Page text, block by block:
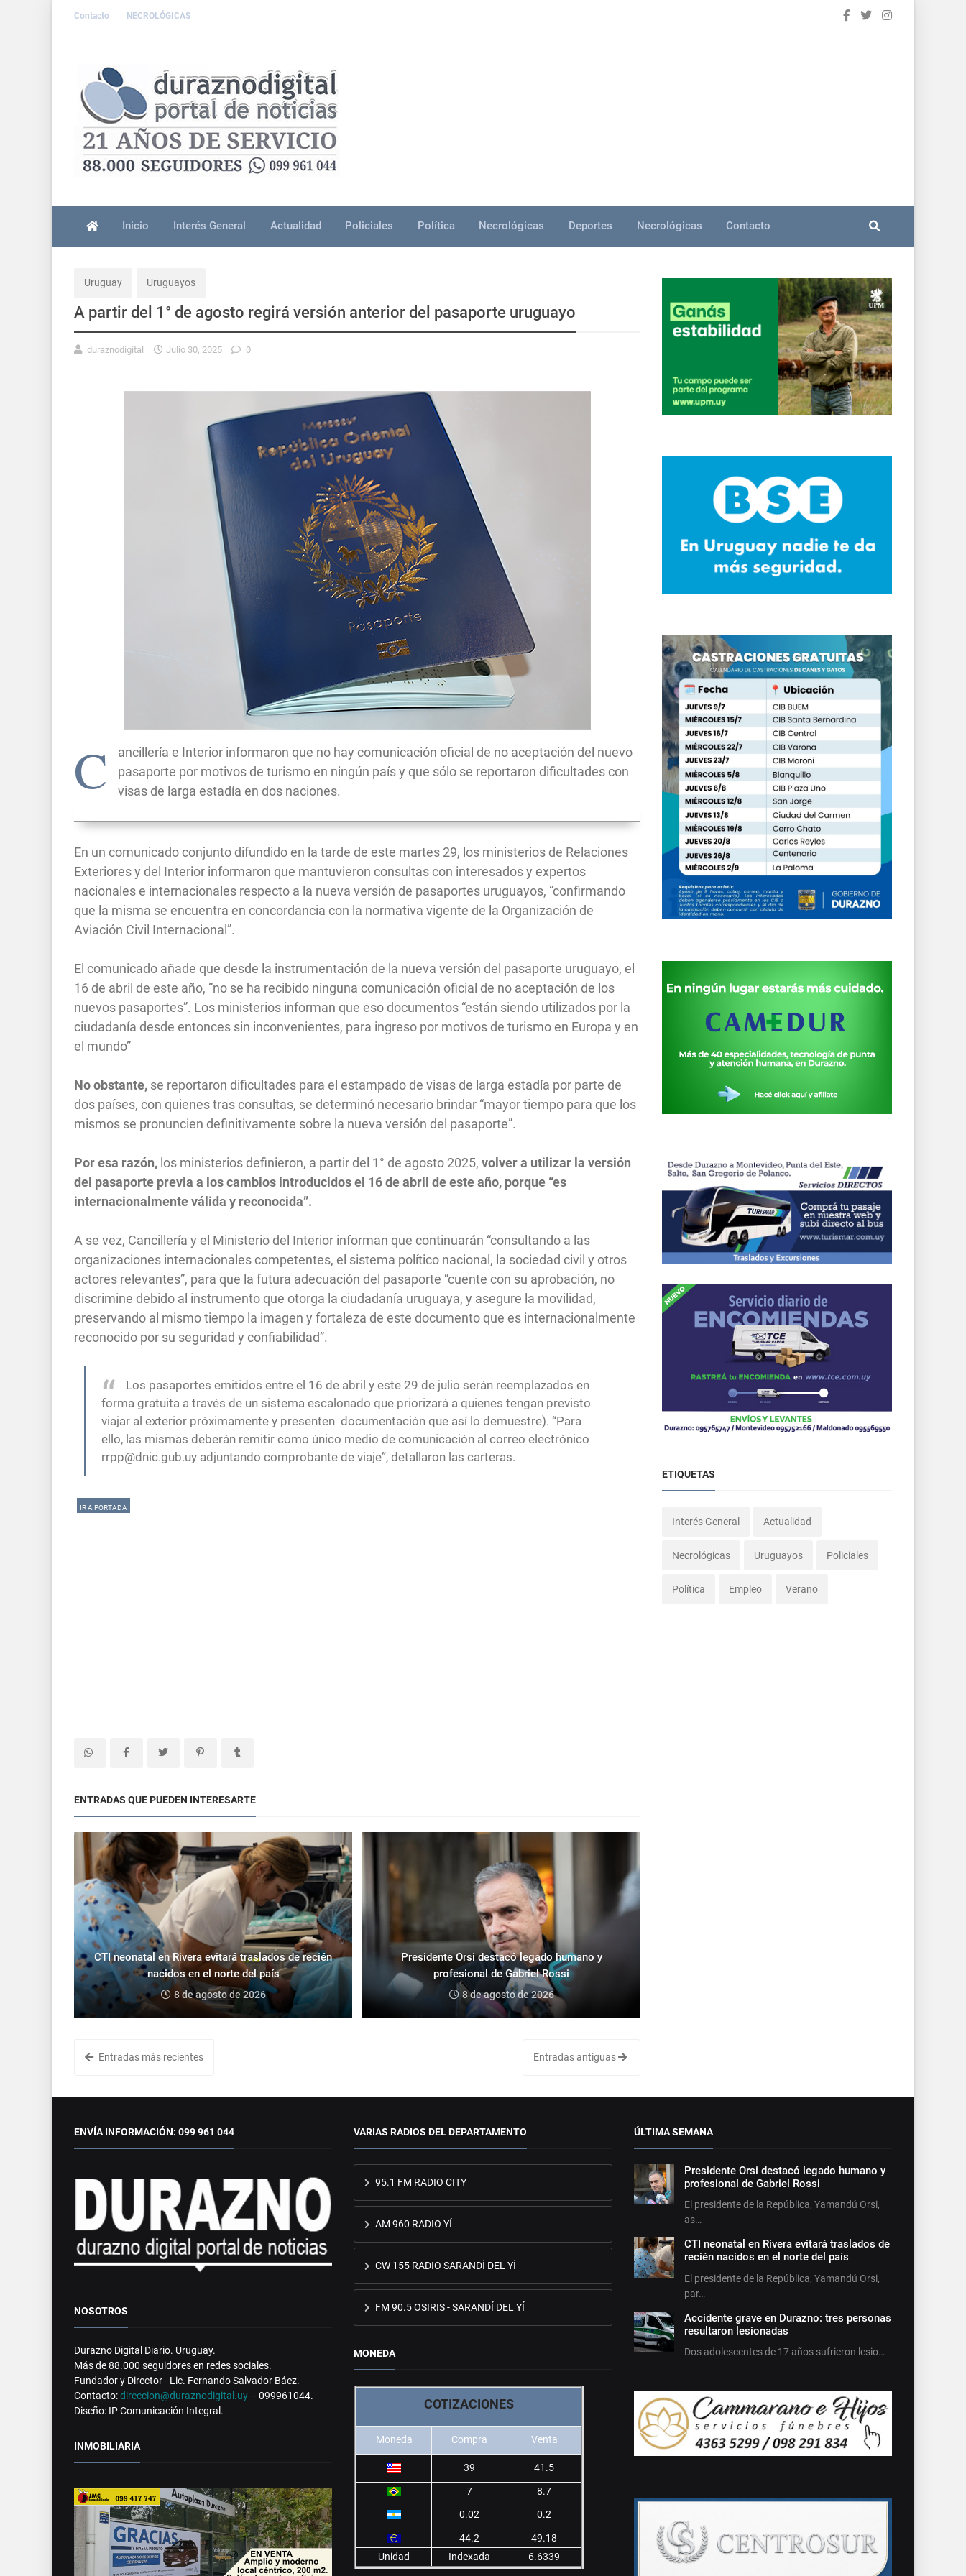
Contacto NECROLÓGICAS
Inicio Interés General Actualidad Policiales Política Necrológicas Deportes Necrológicas Contacto
Uruguay Uruguayos
A partir del 1° de agosto regirá versión anterior del pasaporte uruguayo
duraznodigital Julio 30, 2025 0
C
ancillería e Interior informaron que no hay comunicación oficial de no aceptación del nuevo
pasaporte por motivos de turismo en ningún país y que sólo se reportaron dificultades con
visas de larga estadía en dos naciones.
En un comunicado conjunto difundido en la tarde de este martes 29, los ministerios de Relaciones
Exteriores y del Interior informaron que mantuvieron consultas con interesados y expertos
nacionales e internacionales respecto a la nueva versión de pasaportes uruguayos, “confirmando
que la misma se encuentra en concordancia con la normativa vigente de la Organización de
Aviación Civil Internacional”.
El comunicado añade que desde la instrumentación de la nueva versión del pasaporte uruguayo, el
16 de abril de este año, “no se ha recibido ninguna comunicación oficial de no aceptación de los
nuevos pasaportes”. Los ministerios informan que eso documentos “están siendo utilizados por la
ciudadanía desde entonces sin inconvenientes, para ingreso por motivos de turismo en Europa y en
el mundo”
No obstante, se reportaron dificultades para el estampado de visas de larga estadía por parte de
dos países, con quienes tras consultas, se determinó necesario brindar “mayor tiempo para que los
mismos se pronuncien definitivamente sobre la nueva versión del pasaporte”.
Por esa razón, los ministerios definieron, a partir del 1° de agosto 2025, volver a utilizar la versión
del pasaporte previa a los cambios introducidos el 16 de abril de este año, porque “es
internacionalmente válida y reconocida”.
A se vez, Cancillería y el Ministerio del Interior informan que continuarán “consultando a las
organizaciones internacionales competentes, el sistema político nacional, la sociedad civil y otros
actores relevantes”, para que la futura adecuación del pasaporte “cuente con su aprobación, no
discrimine debido al instrumento que otorga la ciudadanía uruguaya, y asegure la movilidad,
preservando al mismo tiempo la imagen y fortaleza de este documento que es internacionalmente
reconocido por su seguridad y confiabilidad”.
Los pasaportes emitidos entre el 16 de abril y este 29 de julio serán reemplazados en
forma gratuita a través de un sistema escalonado que priorizará a quienes tengan previsto
viajar al exterior próximamente y presenten documentación que así lo demuestre). “Para
ello, las mismas deberán remitir como único medio de comunicación al correo electrónico
rrpp@dnic.gub.uy adjuntando comprobante de viaje”, detallaron las carteras.
IR A PORTADA
ENTRADAS QUE PUEDEN INTERESARTE
CTI neonatal en Rivera evitará traslados de recién
nacidos en el norte del país
8 de agosto de 2026
Presidente Orsi destacó legado humano y
profesional de Gabriel Rossi
8 de agosto de 2026
Entradas más recientes Entradas antiguas
ETIQUETAS
Interés General Actualidad
Necrológicas Uruguayos Policiales
Política Empleo Verano
ENVÍA INFORMACIÓN: 099 961 044
NOSOTROS
Durazno Digital Diario. Uruguay.
Más de 88.000 seguidores en redes sociales.
Fundador y Director - Lic. Fernando Salvador Báez.
Contacto:direccion@duraznodigital.uy – 099961044.
Diseño: IP Comunicación Integral.
INMOBILIARIA
VARIAS RADIOS DEL DEPARTAMENTO
95.1 FM RADIO CITY
AM 960 RADIO YÍ
CW 155 RADIO SARANDÍ DEL YÍ
FM 90.5 OSIRIS - SARANDÍ DEL YÍ
MONEDA
COTIZACIONES
Moneda Compra Venta
39 41.5
7
8.7
0.02
0.2
44.2
49.18
Unidad
Indexada 6.6339
ÚLTIMA SEMANA
Presidente Orsi destacó legado humano y
profesional de Gabriel Rossi
El presidente de la República, Yamandú Orsi,
as…
CTI neonatal en Rivera evitará traslados de
recién nacidos en el norte del país
El presidente de la República, Yamandú Orsi,
par…
Accidente grave en Durazno: tres personas
resultaron lesionadas
Dos adolescentes de 17 años sufrieron lesio…